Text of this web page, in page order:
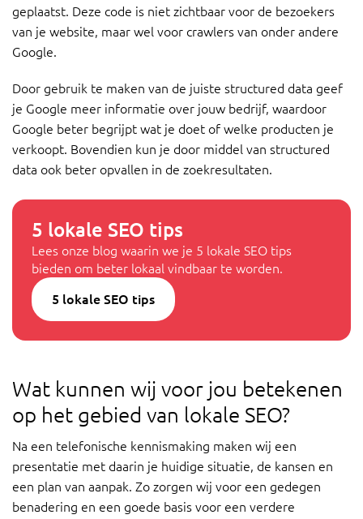
geplaatst. Deze code is niet zichtbaar voor de bezoekers
van je website, maar wel voor crawlers van onder andere
Google.
Door gebruik te maken van de juiste structured data geef
je Google meer informatie over jouw bedrijf, waardoor
Google beter begrijpt wat je doet of welke producten je
verkoopt. Bovendien kun je door middel van structured
data ook beter opvallen in de zoekresultaten.
5 lokale SEO tips
Lees onze blog waarin we je 5 lokale SEO tips
bieden om beter lokaal vindbaar te worden.
5 lokale SEO tips
Wat kunnen wij voor jou betekenen
op het gebied van lokale SEO?
Na een telefonische kennismaking maken wij een
presentatie met daarin je huidige situatie, de kansen en
een plan van aanpak. Zo zorgen wij voor een gedegen
benadering en een goede basis voor een verdere